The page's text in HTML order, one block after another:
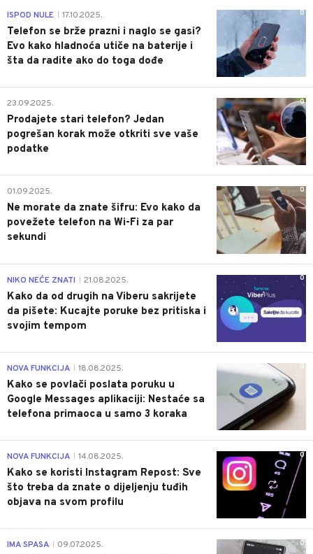
0
ISPOD NULE 17.10.2025.
Telefon se brže prazni i naglo se gasi?
Evo kako hladnoća utiče na baterije i
šta da radite ako do toga dođe
0
23.09.2025.
Prodajete stari telefon? Jedan
pogrešan korak može otkriti sve vaše
podatke
0
01.09.2025.
Ne morate da znate šifru: Evo kako da
povežete telefon na Wi-Fi za par
sekundi
0
NIKO NEĆE ZNATI 21.08.2025.
Kako da od drugih na Viberu sakrijete
da pišete: Kucajte poruke bez pritiska i
svojim tempom
0
NOVA FUNKCIJA 18.08.2025.
Kako se povlači poslata poruku u
Google Messages aplikaciji: Nestaće sa
telefona primaoca u samo 3 koraka
0
NOVA FUNKCIJA 14.08.2025.
Kako se koristi Instagram Repost: Sve
što treba da znate o dijeljenju tuđih
objava na svom profilu
0
IMA SPASA 09.07.2025.